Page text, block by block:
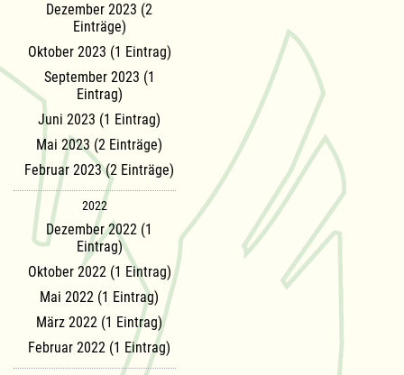
Dezember 2023 (2
Einträge)
Oktober 2023 (1 Eintrag)
September 2023 (1
Eintrag)
Juni 2023 (1 Eintrag)
Mai 2023 (2 Einträge)
Februar 2023 (2 Einträge)
2022
Dezember 2022 (1
Eintrag)
Oktober 2022 (1 Eintrag)
Mai 2022 (1 Eintrag)
März 2022 (1 Eintrag)
Februar 2022 (1 Eintrag)